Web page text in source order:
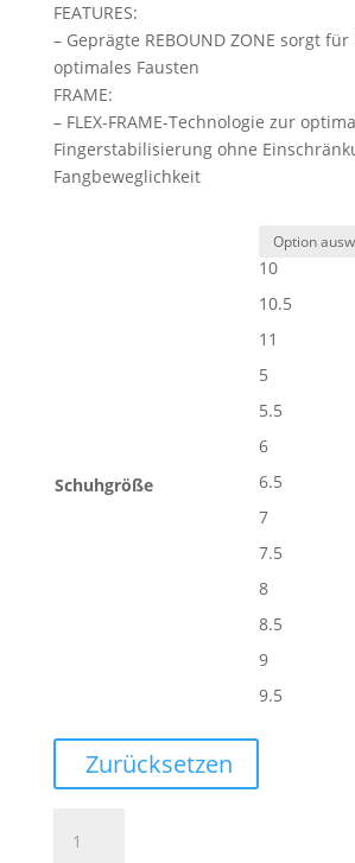
FEATURES:
– Geprägte REBOUND ZONE sorgt
optimales Fausten
FRAME:
– FLEX-FRAME-Technologie zur
Fingerstabilisierung ohne
Fangbeweglichkeit
Schuhgröße
10
10.5
11
5
5.5
6
6.5
7
7.5
8
8.5
9
9.5
Zurücksetzen
SUPERSOFT